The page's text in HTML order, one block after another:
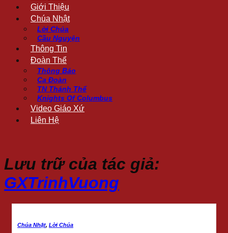
Giới Thiệu
Chúa Nhật
Lời Chúa
Cầu Nguyện
Thông Tin
Đoàn Thể
Thông Báo
Ca Đoàn
TN Thánh Thể
Knights Of Columbus
Video Giáo Xứ
Liên Hệ
Lưu trữ của tác giả:
GXTrinhVuong
Chúa Nhật, Lời Chúa